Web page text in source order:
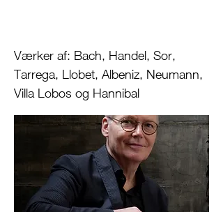
Værker af: Bach, Handel, Sor,
Tarrega, Llobet, Albeniz, Neumann,
Villa Lobos og Hannibal